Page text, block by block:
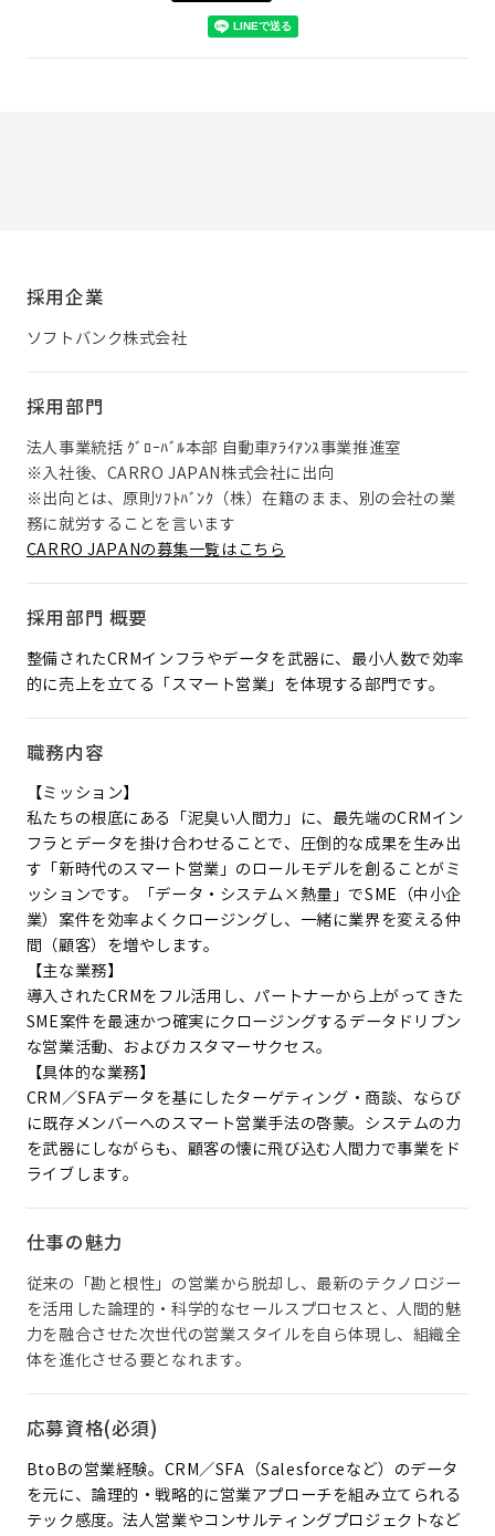
採用企業
ソフトバンク株式会社
採用部門
法人事業統括 ｸﾞﾛｰﾊﾞﾙ本部 自動車ｱﾗｲｱﾝｽ事業推進室
※入社後、CARRO JAPAN株式会社に出向
※出向とは、原則ｿﾌﾄﾊﾞﾝｸ（株）在籍のまま、別の会社の業
務に就労することを言います
CARRO JAPANの募集一覧はこちら
採用部門 概要
整備されたCRMインフラやデータを武器に、最小人数で効率
的に売上を立てる「スマート営業」を体現する部門です。
職務内容
【ミッション】
私たちの根底にある「泥臭い人間力」に、最先端のCRMイン
フラとデータを掛け合わせることで、圧倒的な成果を生み出
す「新時代のスマート営業」のロールモデルを創ることがミ
ッションです。「データ・システム×熱量」でSME（中小企
業）案件を効率よくクロージングし、一緒に業界を変える仲
間（顧客）を増やします。
【主な業務】
導入されたCRMをフル活用し、パートナーから上がってきた
SME案件を最速かつ確実にクロージングするデータドリブン
な営業活動、およびカスタマーサクセス。
【具体的な業務】
CRM／SFAデータを基にしたターゲティング・商談、ならび
に既存メンバーへのスマート営業手法の啓蒙。システムの力
を武器にしながらも、顧客の懐に飛び込む人間力で事業をド
ライブします。
仕事の魅力
従来の「勘と根性」の営業から脱却し、最新のテクノロジー
を活用した論理的・科学的なセールスプロセスと、人間的魅
力を融合させた次世代の営業スタイルを自ら体現し、組織全
体を進化させる要となれます。
応募資格(必須)
BtoBの営業経験。CRM／SFA（Salesforceなど）のデータ
を元に、論理的・戦略的に営業アプローチを組み立てられる
テック感度。法人営業やコンサルティングプロジェクトなど